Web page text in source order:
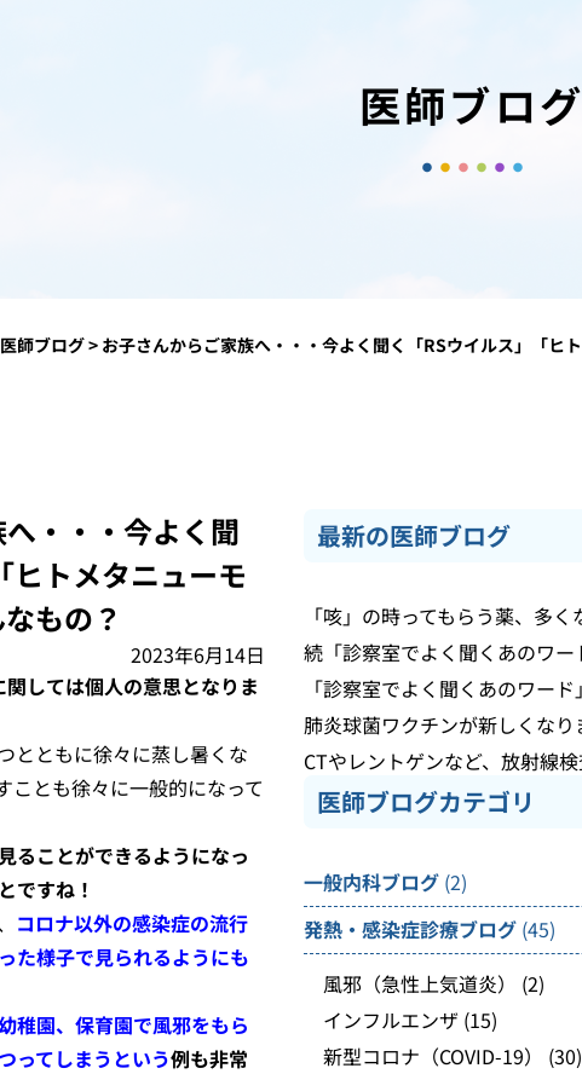
医師ブログ
医師ブログ> お子さんからご家族へ・・・今よく聞く「RSウイルス」「ヒ
・・・今よく聞
ヒトメタニューモ
もの？
2023年6月14日
しては個人の意思となりま
とともに徐々に蒸し暑くな
ことも徐々に一般的になって
ることができるようになっ
ですね！
コロナ以外の感染症の流行
た様子で見られるようにも
稚園、保育園で風邪をもら
ってしまうという例も非常
最新の医師ブログ
「咳」の時ってもらう薬、多
続「診察室でよく聞くあのワ
「診察室でよく聞くあのワー
肺炎球菌ワクチンが新しくな
CTやレントゲンなど、放射線
医師ブログカテゴリ
一般内科ブログ (2)
発熱・感染症診療ブログ (45)
風邪（急性上気道炎）
(2)
インフルエンザ (15)
新型コロナ（COVID-19）
(30)